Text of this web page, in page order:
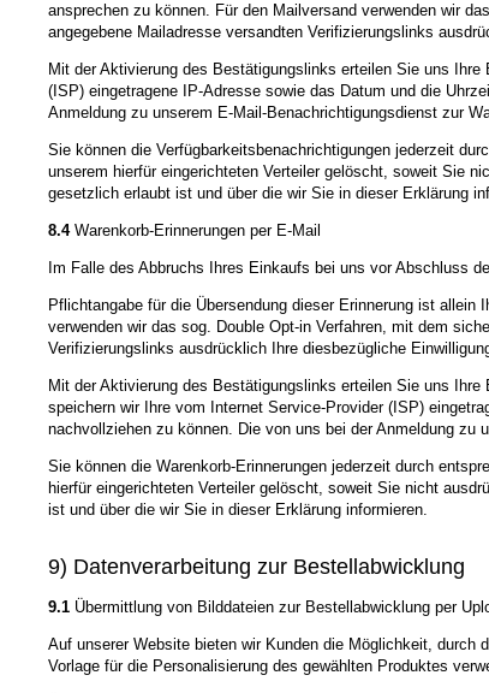
ansprechen zu können. Für den Mailversand verwenden wir
angegebene Mailadresse versandten Verifizierungslinks
Mit der Aktivierung des Bestätigungslinks erteilen Sie uns
(ISP) eingetragene IP-Adresse sowie das Datum und die
Anmeldung zu unserem E-Mail-Benachrichtigungsdienst zur
Sie können die Verfügbarkeitsbenachrichtigungen jederzeit
unserem hierfür eingerichteten Verteiler gelöscht, soweit Sie
gesetzlich erlaubt ist und über die wir Sie in dieser Erklärung
8.4Warenkorb-Erinnerungen per E-Mail
Im Falle des Abbruchs Ihres Einkaufs bei uns vor Abschluss
Pflichtangabe für die Übersendung dieser Erinnerung ist
verwenden wir das sog. Double Opt-in Verfahren, mit dem
Verifizierungslinks ausdrücklich Ihre diesbezügliche
Mit der Aktivierung des Bestätigungslinks erteilen Sie uns
speichern wir Ihre vom Internet Service-Provider (ISP)
nachvollziehen zu können. Die von uns bei der Anmeldung zu
Sie können die Warenkorb-Erinnerungen jederzeit durch
hierfür eingerichteten Verteiler gelöscht, soweit Sie nicht
ist und über die wir Sie in dieser Erklärung informieren.
9) Datenverarbeitung zur Bestellabwicklung
9.1 Übermittlung von Bilddateien zur Bestellabwicklung per
Auf unserer Website bieten wir Kunden die Möglichkeit, durch
Vorlage für die Personalisierung des gewählten Produktes